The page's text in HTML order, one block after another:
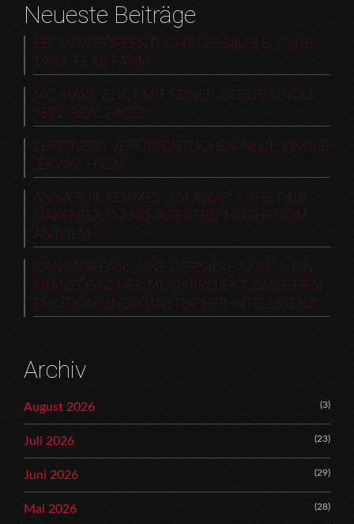
Neueste Beiträge
EBOW VERÖFFENTLICHT DIE SINGLE „CLUB
1990“ FEAT. FAYIM
MC MARS ZEIGT MIT SEINER DEBUT-SINGLE
SEIN „REAL FACE“
LEFTOVERS VERÖFFENTLICHEN NEUE SINGLE
„ERWACHSEN“
ANNA TUR REMIXES „I’M ALIVE“ – THE PAUL
OAKENFOLD AND INFECTED MUSHROOM
ANTHEM
ILAN MOREAU: „UNE DERNIÈRE NUIT“ – EIN
FRANZÖSISCHES MUSIKPROJEKT ZWISCHEN
EMOTION UND KÜNSTLICHER INTELLIGENZ
Archiv
August 2026 (3)
Juli 2026 (23)
Juni 2026 (29)
Mai 2026 (28)